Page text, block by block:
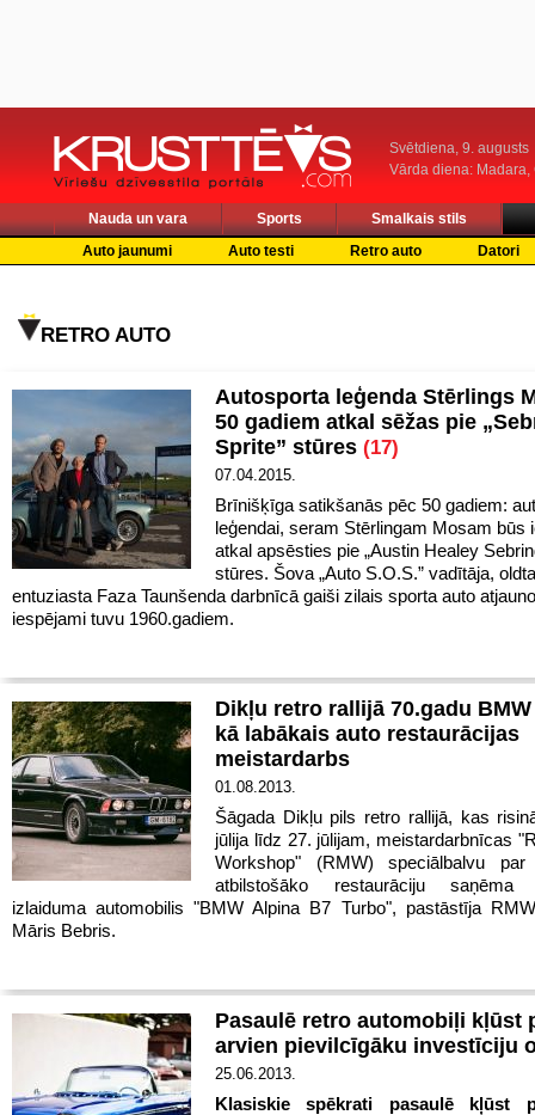
Svētdiena, 9. augusts
Vārda diena: Madara,
Nauda un vara Sports
Smalkais stils
Auto jaunumi
Auto testi Retro auto Datori
RETRO AUTO
Autosporta leģenda Stērlings
50 gadiem atkal sēžas pie
Sprite” stūres (17)
07.04.2015.
Brīnišķīga satikšanās pēc 50 gadiem:
leģendai, seram Stērlingam Mosam būs
atkal apsēsties pie „Austin Healey
stūres. Šova „Auto S.O.S.” vadītāja,
entuziasta Faza Taunšenda darbnīcā gaiši zilais sporta auto
iespējami tuvu 1960.gadiem.
Dikļu retro rallijā 70.gadu
kā labākais auto restaurācijas
meistardarbs
01.08.2013.
Šāgada Dikļu pils retro rallijā, kas
jūlija līdz 27. jūlijam, meistardarbnīcas
Workshop" (RMW) speciālbalvu par
atbilstošāko restaurāciju saņēma
izlaiduma automobilis "BMW Alpina B7 Turbo", pastāstīja
Māris Bebris.
Pasaulē retro automobiļi kļūst
arvien pievilcīgāku investīciju
25.06.2013.
Klasiskie spēkrati pasaulē kļūst